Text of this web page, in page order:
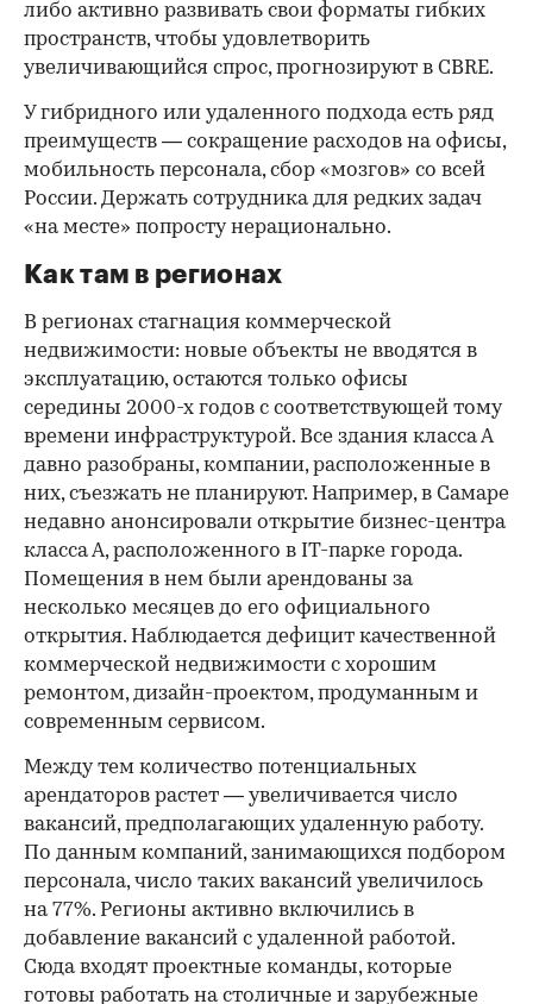
либо активно развивать свои форматы гибких
пространств, чтобы удовлетворить
увеличивающийся спрос, прогнозируют в CBRE.
У гибридного или удаленного подхода есть ряд
преимуществ — сокращение расходов на офисы,
мобильность персонала, сбор «мозгов» со всей
России. Держать сотрудника для редких задач
«на месте» попросту нерационально.
Как там в регионах
В регионах стагнация коммерческой
недвижимости: новые объекты не вводятся в
эксплуатацию, остаются только офисы
середины 2000-х годов с соответствующей тому
времени инфраструктурой. Все здания класса А
давно разобраны, компании, расположенные в
них, съезжать не планируют. Например, в Самаре
недавно анонсировали открытие бизнес-центра
класса А, расположенного в IT-парке города.
Помещения в нем были арендованы за
несколько месяцев до его официального
открытия. Наблюдается дефицит качественной
коммерческой недвижимости с хорошим
ремонтом, дизайн-проектом, продуманным и
современным сервисом.
Между тем количество потенциальных
арендаторов растет — увеличивается число
вакансий, предполагающих удаленную работу.
По данным компаний, занимающихся подбором
персонала, число таких вакансий увеличилось
на 77%. Регионы активно включились в
добавление вакансий с удаленной работой.
Сюда входят проектные команды, которые
готовы работать на столичные и зарубежные